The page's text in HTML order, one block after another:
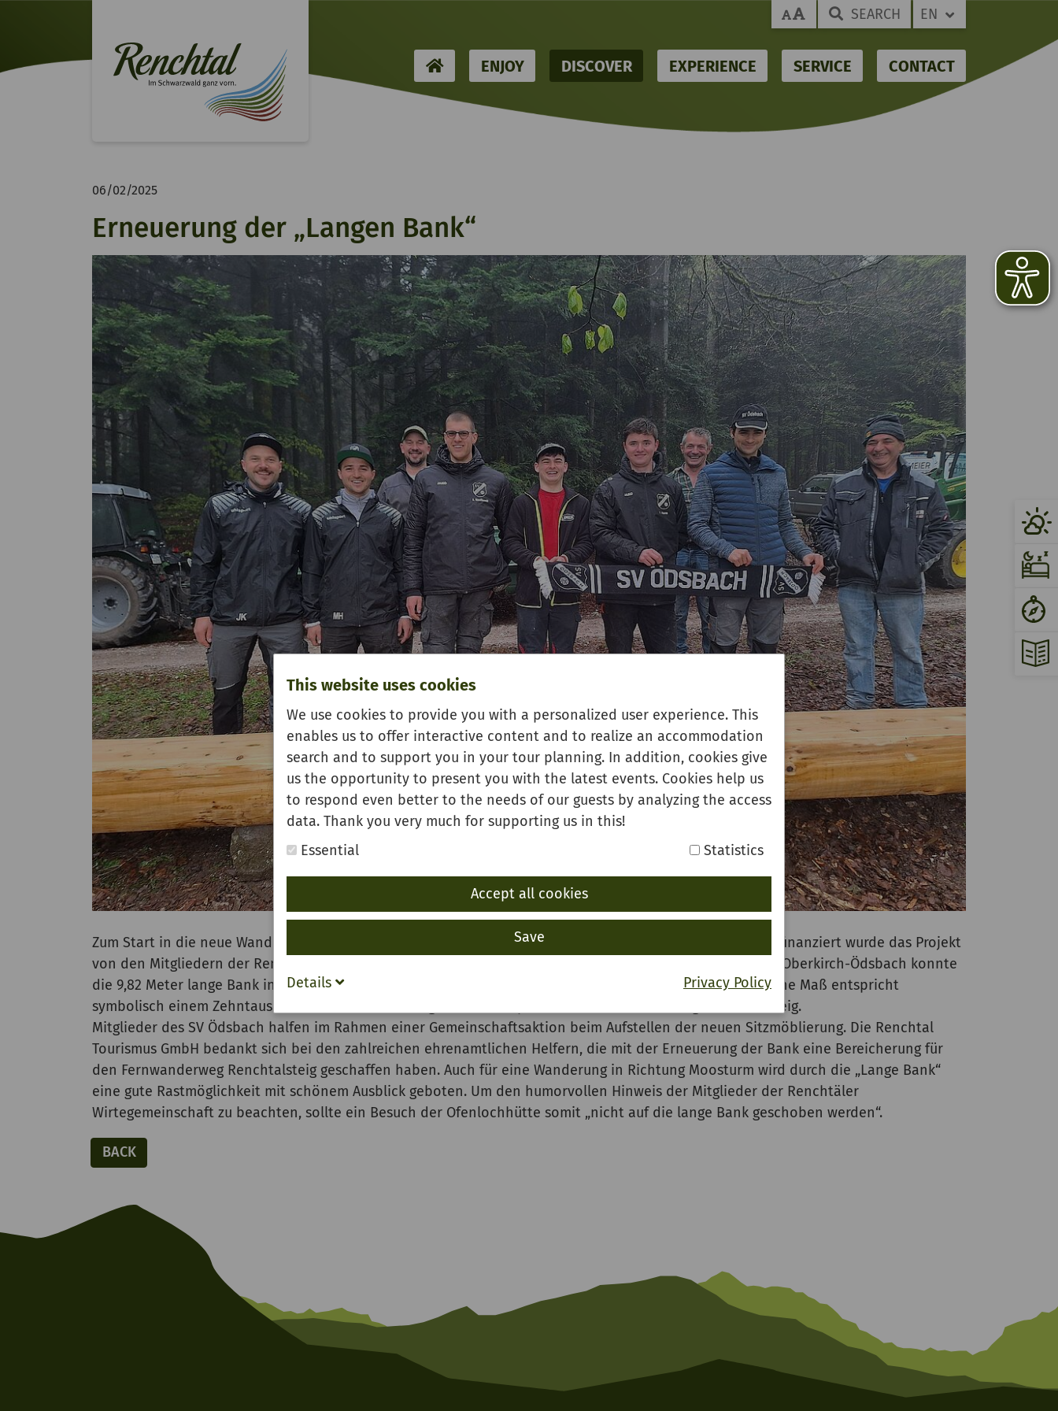
This website uses cookies
We use cookies to provide you with a personalized user experience. This
enables us to offer interactive content and to realize an accommodation
search and to support you in your tour planning. In addition, cookies give
us the opportunity to present you with the latest events. Cookies help us
to respond even better to the needs of our guests by analyzing the access
data. Thank you very much for supporting us in this!
Essential
Statistics
Accept all cookies
Save
Privacy Policy
Details
SEARCH EN
HOMEENJOY DISCOVER EXPERIENCE SERVICE CONTACT
06/02/2025
Erneuerung der „Langen Bank“
Zum Start in die neue Wandersaison wurde die „Lange Bank“ an der Ofenlochhütte erneuert. Initiiert und finanziert wurde das Projekt
von den Mitgliedern der Renchtäler Wirtegemeinschaft. Mit Unterstützung des Sägewerks Josef Huber aus Oberkirch-Ödsbach konnte
die 9,82 Meter lange Bank instandgesetzt und der große Holzbalken erneuert werden. Dieses ungewöhnliche Maß entspricht
symbolisch einem Zehntausendstel der Streckenlänge des talumspannenden Fernwanderwegs Renchtalsteig.
Mitglieder des SV Ödsbach halfen im Rahmen einer Gemeinschaftsaktion beim Aufstellen der neuen Sitzmöblierung. Die Renchtal
Tourismus GmbH bedankt sich bei den zahlreichen ehrenamtlichen Helfern, die mit der Erneuerung der Bank eine Bereicherung für
den Fernwanderweg Renchtalsteig geschaffen haben. Auch für eine Wanderung in Richtung Moosturm wird durch die „Lange Bank“
eine gute Rastmöglichkeit mit schönem Ausblick geboten. Um den humorvollen Hinweis der Mitglieder der Renchtäler
Wirtegemeinschaft zu beachten, sollte ein Besuch der Ofenlochhütte somit „nicht auf die lange Bank geschoben werden“.
BACK